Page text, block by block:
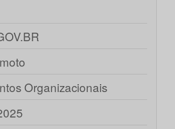
Organizacionais